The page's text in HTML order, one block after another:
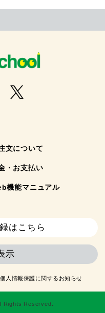
文について
・お支払い
機能マニュアル
はこちら
示
個人情報保護に関するお知らせ
Rights Reserved.